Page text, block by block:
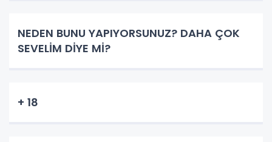
NEDEN BUNU YAPIYORSUNUZ? DAHA ÇOK
SEVELİM DİYE Mİ?
+ 18